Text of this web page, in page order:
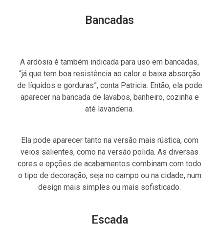
Bancadas
A ardósia é também indicada para uso em bancadas,
“já que tem boa resistência ao calor e baixa absorção
de líquidos e gorduras”, conta Patricia. Então, ela pode
aparecer na bancada de lavabos, banheiro, cozinha e
até lavanderia.
Ela pode aparecer tanto na versão mais rústica, com
veios salientes, como na versão polida. As diversas
cores e opções de acabamentos combinam com todo
o tipo de decoração, seja no campo ou na cidade, num
design mais simples ou mais sofisticado.
Escada